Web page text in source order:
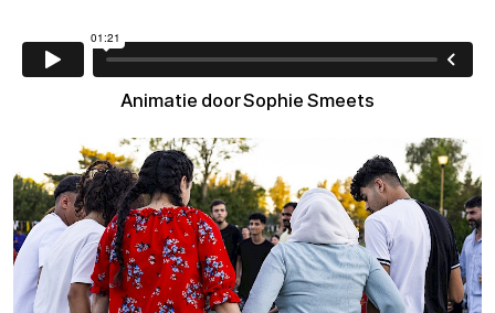
Animatie door Sophie Smeets